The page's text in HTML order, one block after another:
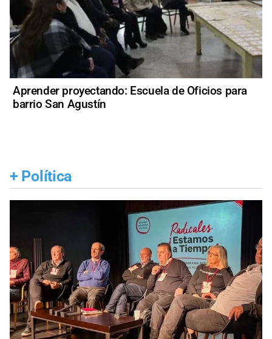
Aprender proyectando: Escuela de Oficios para
barrio San Agustín
+ Política